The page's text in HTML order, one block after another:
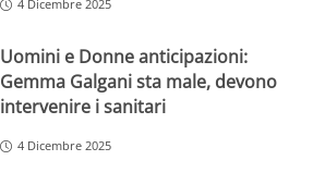
4 Dicembre 2025
Uomini e Donne anticipazioni:
Gemma Galgani sta male, devono
intervenire i sanitari
4 Dicembre 2025